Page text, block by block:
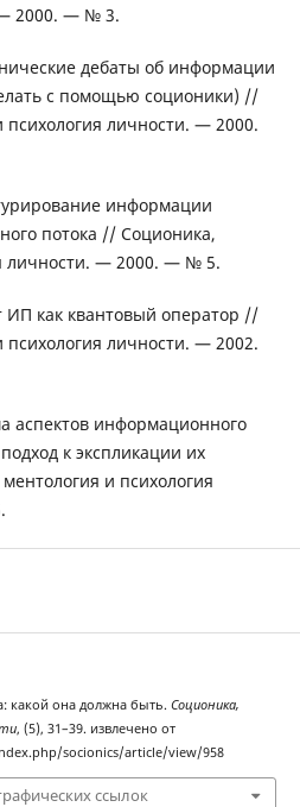
— 2000. — № 3.
дебаты об информации
с помощью соционики) //
личности. — 2000.
информации
потока // Соционика,
личности. — 2000. — № 5.
как квантовый оператор //
личности. — 2002.
аспектов информационного
к экспликации их
и психология
какой она должна быть. Соционика,
, (5), 31–39. извлечено от
socionics/article/view/958
ссылок